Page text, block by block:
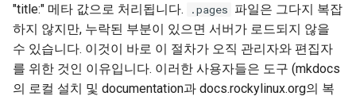
"title:" 메타 값으로 처리됩니다.
.pages 파일은 그다지 복잡
하지 않지만, 누락된 부분이 있으면 서버가 로드되지 않을
수 있습니다. 이것이 바로 이 절차가 오직 관리자와 편집자
를 위한 것인 이유입니다. 이러한 사용자들은 도구 (mkdocs
의 로컬 설치 및 documentation과 docs.rockylinux.org의 복